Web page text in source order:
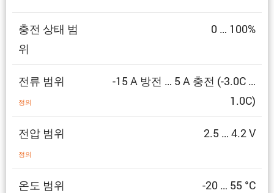
충전 상태 범
위
0 … 100%
전류 범위
정의
-15 A 방전 … 5 A 충전 (-3.0C …
1.0C)
전압 범위
정의
2.5 … 4.2 V
온도 범위 -20 … 55 °C